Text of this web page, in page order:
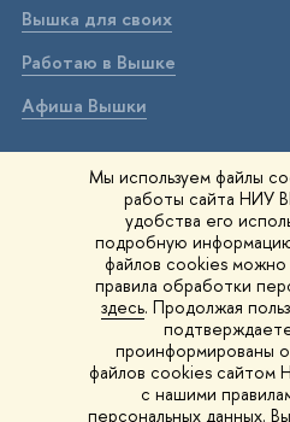
Мы используем файлы
работы сайта НИУ
удобства его
подробную
файлов cookies можно
правила обработки
здесь. Продолжая
проинформированы
файлов cookies сайтом
с нашими
персональных данных.
Вышка для своих
Работаю в Вышке
Афиша Вышки
ВЫШКА В МАХ
Высшая школа экономики
Вышка для своих
Работаю в Вышке
Афиша Вышки
Вышка IQ